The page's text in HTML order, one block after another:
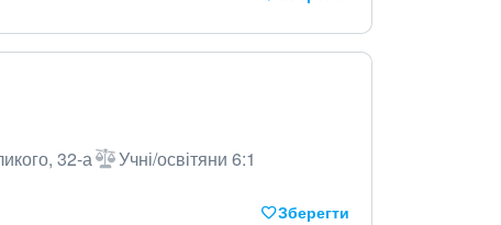
32-а Учні/освітяни 6:1
Зберегти